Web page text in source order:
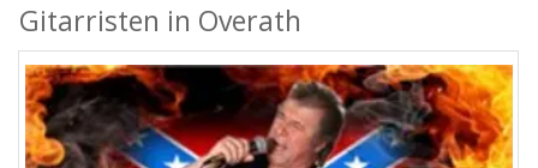
Gitarristen in Overath